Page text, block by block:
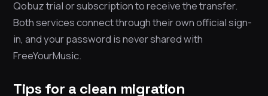
Qobuz trial or subscription to receive the transfer.
Both services connect through their own official sign-
in, and your password is never shared with
FreeYourMusic.
Tips for a clean migration